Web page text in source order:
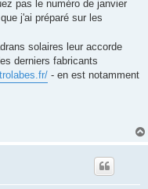
pas le numéro de janvier
j'ai préparé sur les
solaires leur accorde
derniers fabricants
- en est notamment